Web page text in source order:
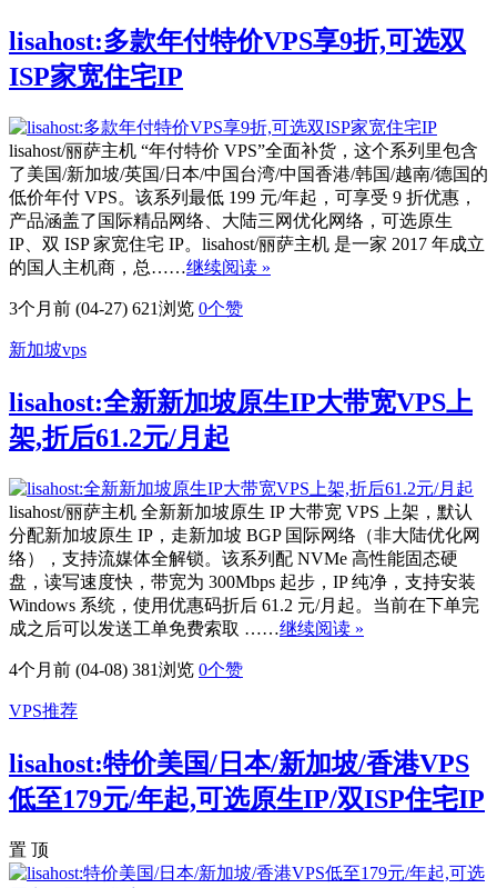
lisahost:多款年付特价VPS享9折,可选双
ISP家宽住宅IP
lisahost/丽萨主机 “年付特价 VPS”全面补货，这个系列里包含
了美国/新加坡/英国/日本/中国台湾/中国香港/韩国/越南/德国的
低价年付 VPS。该系列最低 199 元/年起，可享受 9 折优惠，
产品涵盖了国际精品网络、大陆三网优化网络，可选原生
IP、双 ISP 家宽住宅 IP。lisahost/丽萨主机 是一家 2017 年成立
的国人主机商，总……继续阅读 »
3个月前 (04-27) 621浏览 0个赞
新加坡vps
lisahost:全新新加坡原生IP大带宽VPS上
架,折后61.2元/月起
lisahost/丽萨主机 全新新加坡原生 IP 大带宽 VPS 上架，默认
分配新加坡原生 IP，走新加坡 BGP 国际网络（非大陆优化网
络），支持流媒体全解锁。该系列配 NVMe 高性能固态硬
盘，读写速度快，带宽为 300Mbps 起步，IP 纯净，支持安装
Windows 系统，使用优惠码折后 61.2 元/月起。当前在下单完
成之后可以发送工单免费索取 ……继续阅读 »
4个月前 (04-08) 381浏览 0个赞
VPS推荐
lisahost:特价美国/日本/新加坡/香港VPS
低至179元/年起,可选原生IP/双ISP住宅IP
置 顶